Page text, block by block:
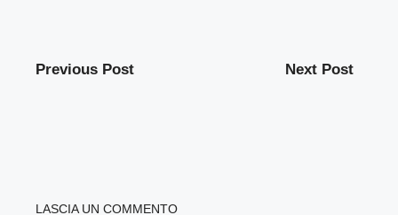
Previous Post Next Post
LASCIA UN COMMENTO